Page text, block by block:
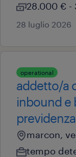
28.000 € -
28 luglio 2026
operational
addetto/a
inbound e
previdenza
marcon,
tempo